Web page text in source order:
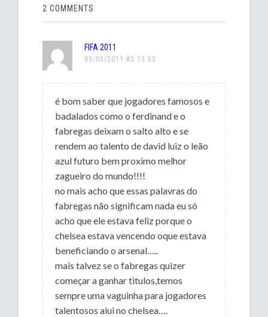
2 COMMENTS
FIFA 2011
03/03/2011 ÀS 13:53
é bom saber que jogadores famosos e
badalados como o ferdinand e o
fabregas deixam o salto alto e se
rendem ao talento de david luiz o leão
azul futuro bem proximo melhor
zagueiro do mundo!!!!
no mais acho que essas palavras do
fabregas não significam nada eu só
acho que ele estava feliz porque o
chelsea estava vencendo oque estava
beneficiando o arsenal…..
mais talvez se o fabregas quizer
começar a ganhar titulos,temos
sempre uma vaguinha para jogadores
talentosos aiui no chelsea….